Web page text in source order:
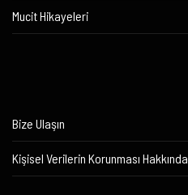
Mucit Hikayeleri
Bize Ulaşın
Kişisel Verilerin Korunması Hakkında